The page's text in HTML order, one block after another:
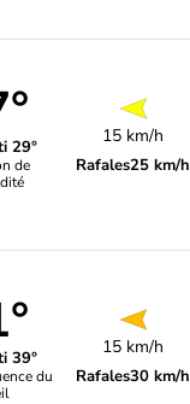
29°
de
15 km/h
Rafales25 km/h
39°
du
15 km/h
Rafales30 km/h